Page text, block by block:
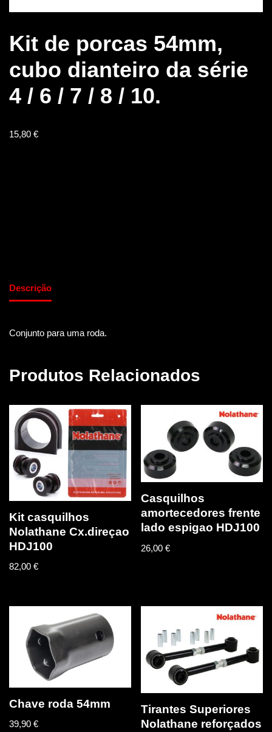
Kit de porcas 54mm,
cubo dianteiro da série
4 / 6 / 7 / 8 / 10.
15,80 €
Descrição
Conjunto para uma roda.
Produtos Relacionados
Kit casquilhos
Nolathane Cx.direçao
HDJ100
82,00 €
Casquilhos
amortecedores frente
lado espigao HDJ100
26,00€
Chave roda 54mm
39,90 €
Tirantes Superiores
Nolathane reforçados